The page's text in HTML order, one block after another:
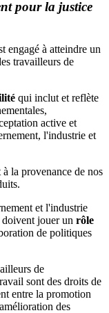
pour la justice
engagé à atteindre un
travailleurs de
qui inclut et reflète
active et
l'industrie et
à la provenance de nos
et l'industrie
doivent jouer un rôle
de politiques
de
sont des droits de
entre la promotion
des